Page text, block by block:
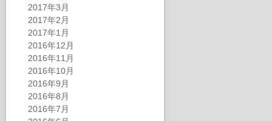
2017年3月
2017年2月
2017年1月
2016年12月
2016年11月
2016年10月
2016年9月
2016年8月
2016年7月